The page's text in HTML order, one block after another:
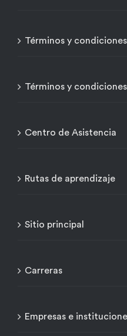
Términos y
Términos y
Centro de Asistencia
Rutas de aprendizaje
Sitio principal
Carreras
Empresas e